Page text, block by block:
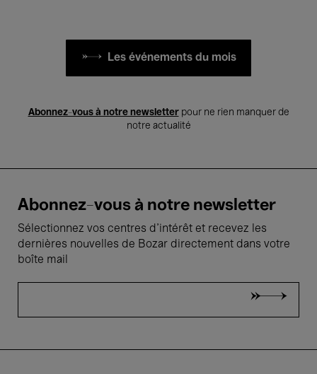
Les événements du mois
Abonnez-vous à notre newsletterpour ne rien manquer de
notre actualité
Abonnez-vous à notre newsletter
Sélectionnez vos centres d'intérêt et recevez les
dernières nouvelles de Bozar directement dans votre
boîte mail